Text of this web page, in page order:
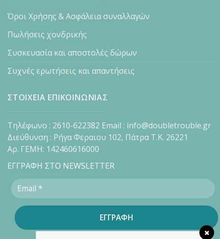
Όροι Χρήσης & Ασφάλεια συναλλαγών
Πωλήσεις χονδρικής
Συσκευασία και αποστολές δώρων
Συχνές ερωτήσεις και απαντήσεις
ΣΤΟΙΧΕΙΑ ΕΠΙΚΟΙΝΩΝΙΑΣ
Τηλέφωνο : 2610-622382 Email : info@doubletrouble.gr
Διεύθυνση : Ρήγα Φεραιου 102, Πάτρα Τ.Κ. 26221
Αρ. ΓΕΜΗ: 142460616000
ΕΓΓΡΑΦΗ ΣΤΟ NEWSLETTER